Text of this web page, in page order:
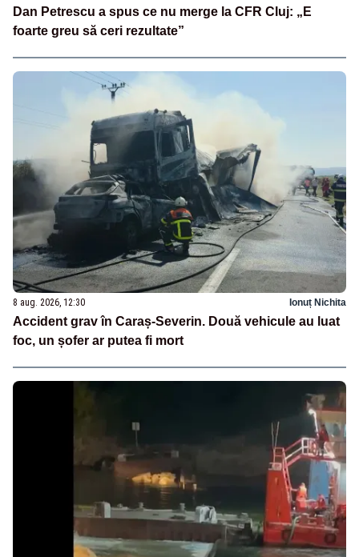
Dan Petrescu a spus ce nu merge la CFR Cluj: „E
foarte greu să ceri rezultate”
8 aug. 2026, 12:30 Ionuț Nichita
Accident grav în Caraș-Severin. Două vehicule au luat
foc, un șofer ar putea fi mort